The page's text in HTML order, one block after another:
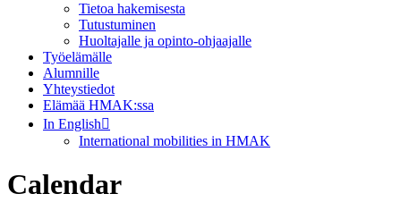
Tietoa hakemisesta
Tutustuminen
Huoltajalle ja opinto-ohjaajalle
Työelämälle
Alumnille
Yhteystiedot
Elämää HMAK:ssa
In English
International mobilities in HMAK
Calendar